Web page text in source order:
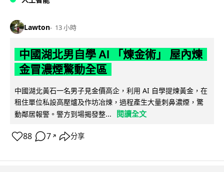
Lawton 13 小時
中國湖北男自學 AI 「煉金術」 屋內煉
金冒濃煙驚動全區
中國湖北黃石一名男子見金價高企，利用 AI 自學提煉黃金，在
租住單位私設高壓爐及作坊冶煉，過程產生大量刺鼻濃煙，驚
動鄰居報警。警方到場揭發整...
閱讀全文
88 7 ↗ 分享